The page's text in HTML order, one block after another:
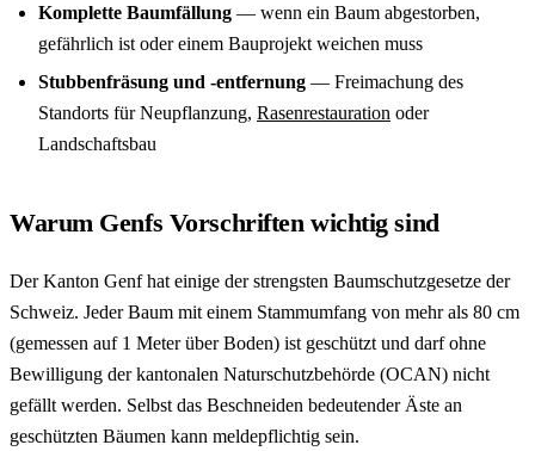
Komplette Baumfällung — wenn ein Baum abgestorben,
gefährlich ist oder einem Bauprojekt weichen muss
Stubbenfräsung und -entfernung — Freimachung des
Standorts für Neupflanzung, Rasenrestauration oder
Landschaftsbau
Warum Genfs Vorschriften wichtig sind
Der Kanton Genf hat einige der strengsten Baumschutzgesetze der
Schweiz. Jeder Baum mit einem Stammumfang von mehr als 80 cm
(gemessen auf 1 Meter über Boden) ist geschützt und darf ohne
Bewilligung der kantonalen Naturschutzbehörde (OCAN) nicht
gefällt werden. Selbst das Beschneiden bedeutender Äste an
geschützten Bäumen kann meldepflichtig sein.